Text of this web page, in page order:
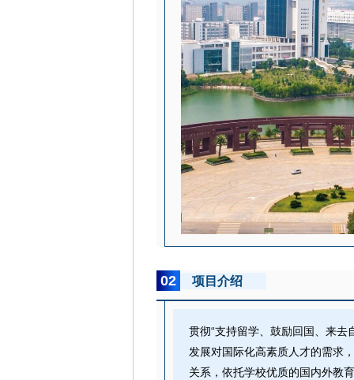
02 项目介绍
贯彻“支持留学、鼓励回国、来
发展对国际化高素质人才的需求
关系，依托学校优质的国内外教